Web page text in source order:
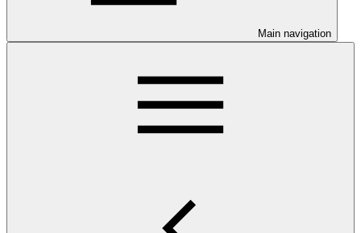
Main navigation